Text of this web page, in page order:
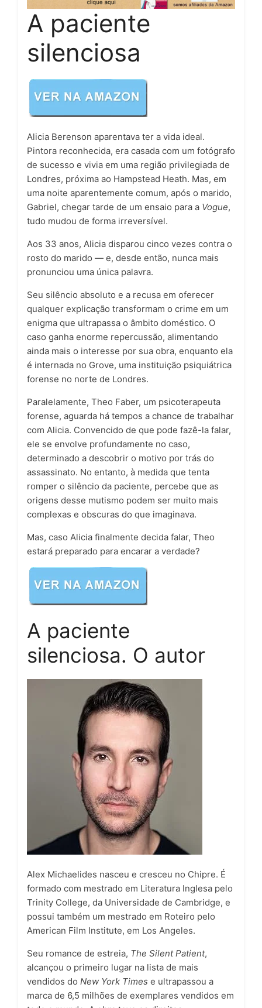
A paciente
silenciosa
Alicia Berenson aparentava ter a vida ideal.
Pintora reconhecida, era casada com um fotógrafo
de sucesso e vivia em uma região privilegiada de
Londres, próxima ao Hampstead Heath. Mas, em
uma noite aparentemente comum, após o marido,
Gabriel, chegar tarde de um ensaio para a Vogue,
tudo mudou de forma irreversível.
Aos 33 anos, Alicia disparou cinco vezes contra o
rosto do marido — e, desde então, nunca mais
pronunciou uma única palavra.
Seu silêncio absoluto e a recusa em oferecer
qualquer explicação transformam o crime em um
enigma que ultrapassa o âmbito doméstico. O
caso ganha enorme repercussão, alimentando
ainda mais o interesse por sua obra, enquanto ela
é internada no Grove, uma instituição psiquiátrica
forense no norte de Londres.
Paralelamente, Theo Faber, um psicoterapeuta
forense, aguarda há tempos a chance de trabalhar
com Alicia. Convencido de que pode fazê-la falar,
ele se envolve profundamente no caso,
determinado a descobrir o motivo por trás do
assassinato. No entanto, à medida que tenta
romper o silêncio da paciente, percebe que as
origens desse mutismo podem ser muito mais
complexas e obscuras do que imaginava.
Mas, caso Alicia finalmente decida falar, Theo
estará preparado para encarar a verdade?
A paciente
silenciosa. O autor
Alex Michaelides nasceu e cresceu no Chipre. É
formado com mestrado em Literatura Inglesa pelo
Trinity College, da Universidade de Cambridge, e
possui também um mestrado em Roteiro pelo
American Film Institute, em Los Angeles.
Seu romance de estreia, The Silent Patient,
alcançou o primeiro lugar na lista de mais
vendidos do New York Times e ultrapassou a
marca de 6,5 milhões de exemplares vendidos em